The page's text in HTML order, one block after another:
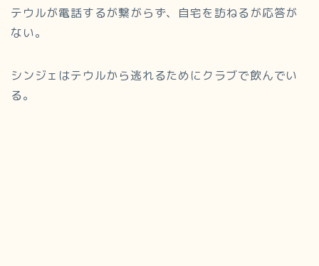
テウルが電話するが繋がらず、自宅を訪ねるが応答が
ない。
シンジェはテウルから逃れるためにクラブで飲んでい
る。